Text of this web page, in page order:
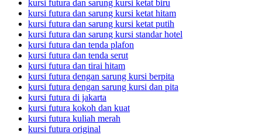
kursi futura dan sarung kursi ketat biru
kursi futura dan sarung kursi ketat hitam
kursi futura dan sarung kursi ketat putih
kursi futura dan sarung kursi standar hotel
kursi futura dan tenda plafon
kursi futura dan tenda serut
kursi futura dan tirai hitam
kursi futura dengan sarung kursi berpita
kursi futura dengan sarung kursi dan pita
kursi futura di jakarta
kursi futura kokoh dan kuat
kursi futura kuliah merah
kursi futura original